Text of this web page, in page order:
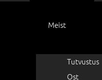
Meist
Tutvustus
Ost